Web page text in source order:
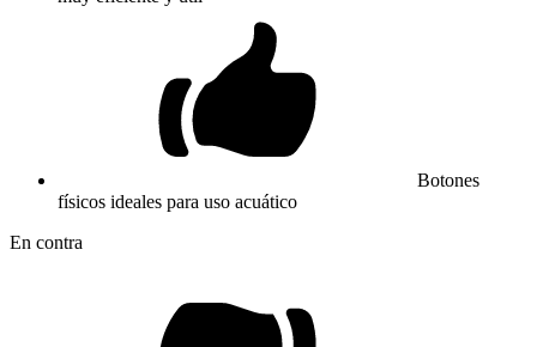
Botones
físicos ideales para uso acuático
En contra